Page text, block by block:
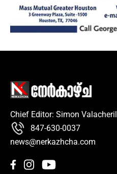
Chief Editor: Simon Valacheril
847-630-0037
news@nerkazhcha.com